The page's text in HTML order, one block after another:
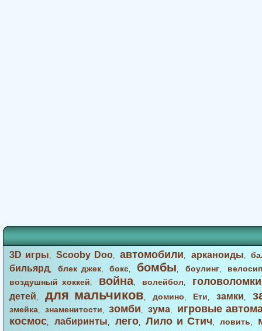
3D игры,Scooby Doo,автомобили, арканоиды,
бильярд,блек джек,бокс, бомбы, боулинг,
воздушный хоккей, война, волейбол, головоломки
детей, для мальчиков, домино, Ети, замки,
змейка, знаменитости,зомби, зума,
игровые
космос, лабиринты, лего,Лило и Стич,ловить,